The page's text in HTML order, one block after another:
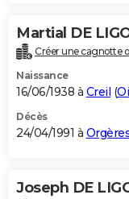
Martial DE
Créer une cagnotte
Naissance
16/06/1938 à Creil (
Décès
24/04/1991 à
Joseph DE